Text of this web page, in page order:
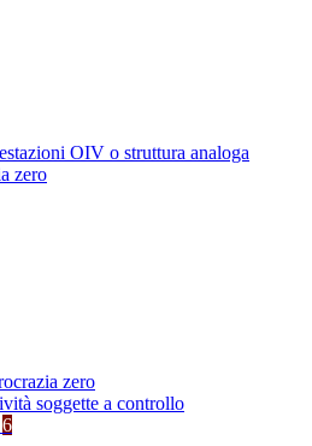
OIV o struttura analoga
zero
zero
soggette a controllo
6